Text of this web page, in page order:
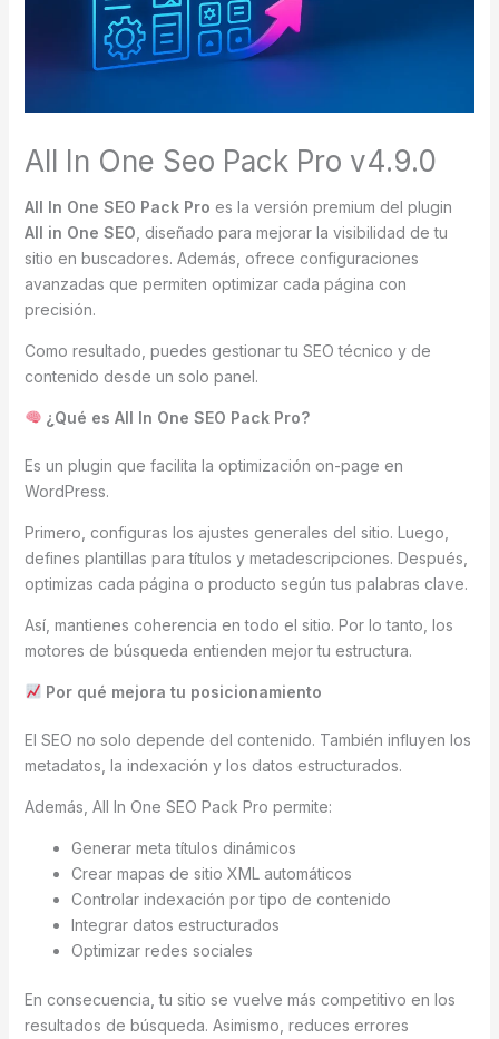
All In One Seo Pack Pro v4.9.0
All In One SEO Pack Pro es la versión premium del plugin
All in One SEO , diseñado para mejorar la visibilidad de tu
sitio en buscadores. Además, ofrece configuraciones
avanzadas que permiten optimizar cada página con
precisión.
Como resultado, puedes gestionar tu SEO técnico y de
contenido desde un solo panel.
¿Qué es All In One SEO Pack Pro?
Es un plugin que facilita la optimización on-page en
WordPress.
Primero, configuras los ajustes generales del sitio. Luego,
defines plantillas para títulos y metadescripciones. Después,
optimizas cada página o producto según tus palabras clave.
Así, mantienes coherencia en todo el sitio. Por lo tanto, los
motores de búsqueda entienden mejor tu estructura.
Por qué mejora tu posicionamiento
El SEO no solo depende del contenido. También influyen los
metadatos, la indexación y los datos estructurados.
Además, All In One SEO Pack Pro permite:
Generar meta títulos dinámicos
Crear mapas de sitio XML automáticos
Controlar indexación por tipo de contenido
Integrar datos estructurados
Optimizar redes sociales
En consecuencia, tu sitio se vuelve más competitivo en los
resultados de búsqueda. Asimismo, reduces errores